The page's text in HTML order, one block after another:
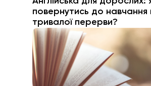
повернутись до навчання
тривалої перерви?